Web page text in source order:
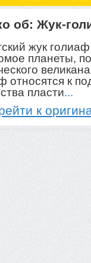
об: Жук-
жук
планеты,
относятся к
пласти...
к